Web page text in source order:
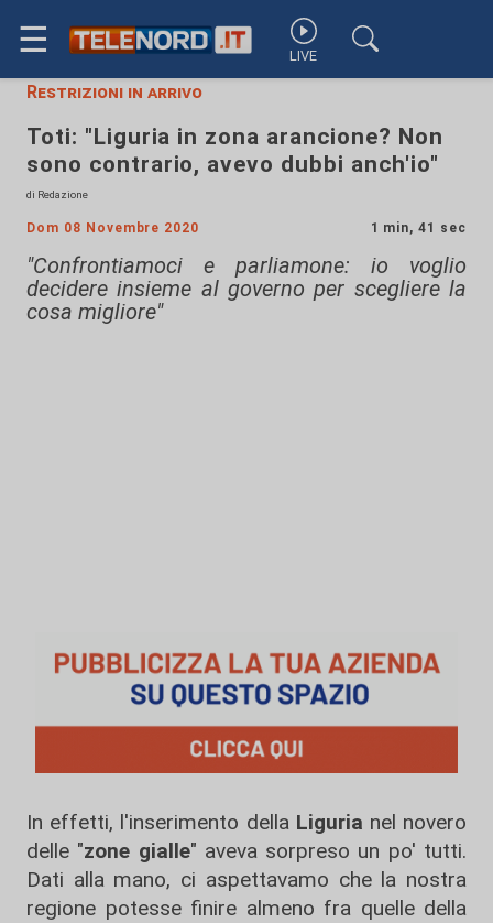
☰ LIVE
Restrizioni in arrivo
Toti: "Liguria in zona arancione? Non
sono contrario, avevo dubbi anch'io"
di Redazione
Dom 08 Novembre 2020 1 min, 41 sec
"Confrontiamoci e parliamone: io voglio
decidere insieme al governo per scegliere la
cosa migliore"
In effetti, l'inserimento della Liguria nel novero
delle "zone gialle" aveva sorpreso un po' tutti.
Dati alla mano, ci aspettavamo che la nostra
regione potesse finire almeno fra quelle della